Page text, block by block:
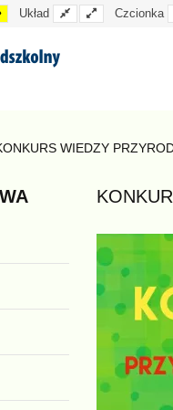
Kontrast
żółto-
Układ
Układ
standardowy
Układ
szeroki
Czcionka
WIEDZY